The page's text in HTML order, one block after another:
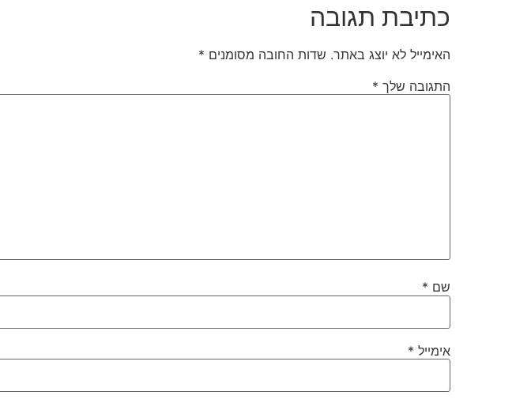
כתיבת תגובה
האימייל לא יוצג באתר. שדות החובה מסומנים *
התגובה שלך *
שם *
אימייל *